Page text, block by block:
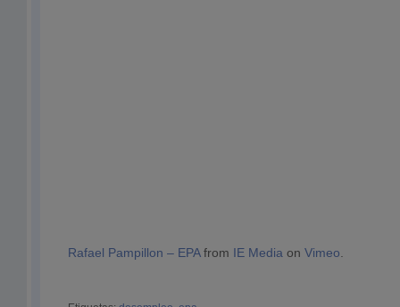
Rafael Pampillon – EPAfrom IE Media on Vimeo